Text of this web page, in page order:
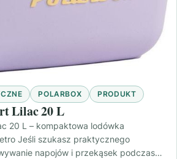
POLARBOX PRODUKT
Lilac 20 L
20 L – kompaktowa lodówka
Jeśli szukasz praktycznego
napojów i przekąsek podczas